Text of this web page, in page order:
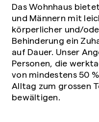
Das Wohnhaus
und Männern mit
körperlicher und/
Behinderung ein
auf Dauer. Unser
Personen, die
von mindestens 50
Alltag zum grossen
bewältigen.